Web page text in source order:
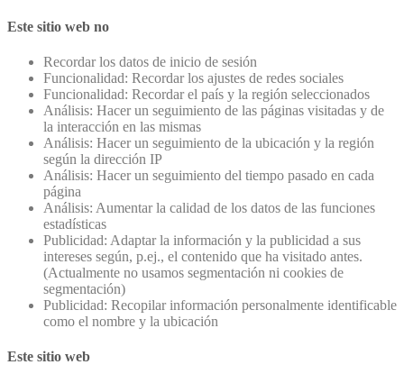
Este sitio web no
Recordar los datos de inicio de sesión
Funcionalidad: Recordar los ajustes de redes sociales
Funcionalidad: Recordar el país y la región seleccionados
Análisis: Hacer un seguimiento de las páginas visitadas y de
la interacción en las mismas
Análisis: Hacer un seguimiento de la ubicación y la región
según la dirección IP
Análisis: Hacer un seguimiento del tiempo pasado en cada
página
Análisis: Aumentar la calidad de los datos de las funciones
estadísticas
Publicidad: Adaptar la información y la publicidad a sus
intereses según, p.ej., el contenido que ha visitado antes.
(Actualmente no usamos segmentación ni cookies de
segmentación)
Publicidad: Recopilar información personalmente identificable
como el nombre y la ubicación
Este sitio web